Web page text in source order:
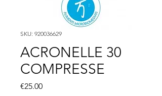
SKU: 920036629
ACRONELLE 30
COMPRESSE
€25.00Price